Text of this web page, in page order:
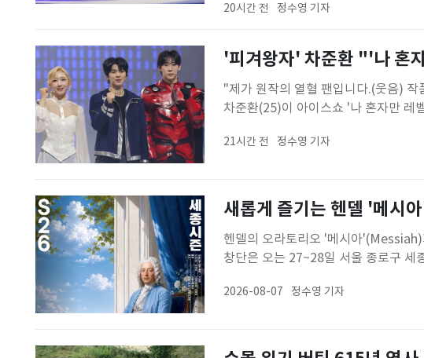
거듭난다.'은반 위의 프린스'가 마수를
20시간 전 정수영 기자
'피겨왕자' 차준환 "'나 혼
"제가 원작의 열혈 팬입니다.(웃음)
차준환(25)이 아이스쇼 '나 혼자만 레
표 출신 이시형·김예림, 우진하 연출,
21시간 전 정수영 기자
새롭게 즐기는 헨델 '메시
헨델의 오라토리오 '메시아
창단은 오는 27~28일 서울 종로구 세
헨델 특유의 합창과 독창의 매력을 균
2026-08-07 정수영 기자